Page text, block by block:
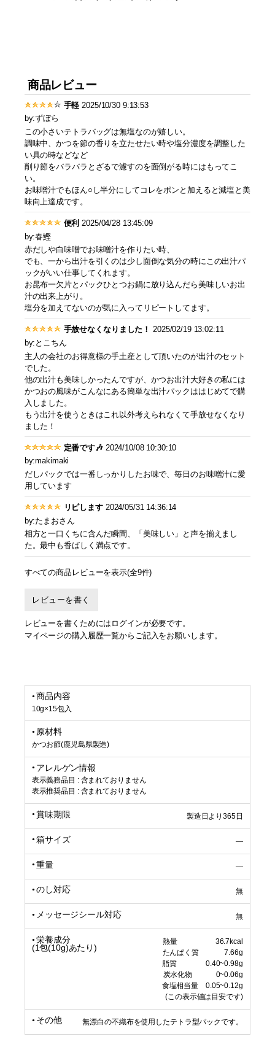
商品レビュー
手軽 2025/10/30 9:13:53
by:ずぼら
この小さいテトラバッグは無塩なのが嬉しい。
調味中、かつを節の香りを立たせたい時や塩分濃度を調整した
い具の時などなど
削り節をバラバラとざるで濾すのを面倒がる時にはもってこ
い。
お味噌汁でもほん○し半分にしてコレをポンと加えると減塩と美
味向上達成です。
便利 2025/04/28 13:45:09
by:春鰹
赤だしや白味噌でお味噌汁を作りたい時、
でも、一から出汁を引くのは少し面倒な気分の時にこの出汁パ
ックがいい仕事してくれます。
お昆布一欠片とパックひとつお鍋に放り込んだら美味しいお出
汁の出来上がり。
塩分を加えてないのが気に入ってリピートしてます。
手放せなくなりました！ 2025/02/19 13:02:11
by:とこちん
主人の会社のお得意様の手土産として頂いたのが出汁のセット
でした。
他の出汁も美味しかったんですが、かつお出汁大好きの私には
かつおの風味がこんなにある簡単な出汁パックははじめてで購
入しました。
もう出汁を使うときはこれ以外考えられなくて手放せなくなり
ました！
定番です🎶2024/10/08 10:30:10
by:makimaki
だしパックでは一番しっかりしたお味で、毎日のお味噌汁に愛
用しています
リピします2024/05/31 14:36:14
by:たまおさん
相方と一口くちに含んだ瞬間、「美味しい」と声を揃えまし
た。最中も香ばしく満点です。
すべての商品レビューを表示(全9件)
レビューを書く
レビューを書くためにはログインが必要です。
マイページの購入履歴一覧からご記入をお願いします。
商品内容
10g×15包入
原材料
かつお節(鹿児島県製造)
アレルゲン情報
表示義務品目 : 含まれておりません
表示推奨品目 : 含まれておりません
賞味期限 製造日より365日
箱サイズ ―
重量 ―
のし対応 無
メッセージシール対応 無
栄養成分
(1包(10g)あたり)
熱量 36.7kcal
たんぱく質 7.66g
脂質 0.40~0.98g
炭水化物 0~0.06g
食塩相当量 0.05~0.12g
(この表示値は目安です)
その他 無漂白の不織布を使用したテトラ型パックです。